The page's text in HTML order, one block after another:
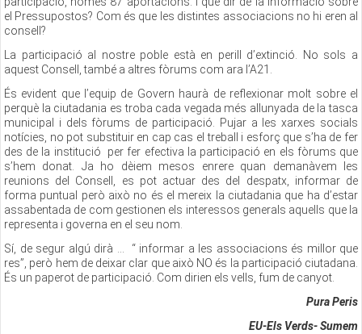
el Pressupostos? Com és que les distintes associacions no hi eren al
consell?
La participació al nostre poble està en perill d’extinció. No sols a
aquest Consell, també a altres fòrums com ara l’A21.
És evident que l’equip de Govern haurà de reflexionar molt sobre el
perquè la ciutadania es troba cada vegada més allunyada de la tasca
municipal i dels fòrums de participació. Pujar a les xarxes socials
notícies, no pot substituir en cap cas el treball i esforç que s’ha de fer
des de la institució per fer efectiva la participació en els fòrums que
s’hem donat. Ja ho dèiem mesos enrere quan demanàvem les
reunions del Consell, es pot actuar des del despatx, informar de
forma puntual però això no és el mereix la ciutadania que ha d’estar
assabentada de com gestionen els interessos generals aquells que la
representa i governa en el seu nom.
Sí, de segur algú dirà ... “ informar a les associacions és millor que
res”, però hem de deixar clar que això NO és la participació ciutadana.
És un paperot de participació. Com dirien els vells, fum de canyot.
Pura Peris
EU-Els Verds- Sumem